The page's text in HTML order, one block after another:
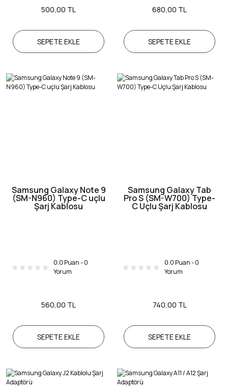
500,00 TL
SEPETE EKLE
680,00 TL
SEPETE EKLE
Samsung Galaxy Note 9
(SM-N960) Type-C uçlu
Şarj Kablosu
0.0 Puan - 0
Yorum
560,00 TL
SEPETE EKLE
Samsung Galaxy Tab
Pro S (SM-W700) Type-
C Uçlu Şarj Kablosu
0.0 Puan - 0
Yorum
740,00 TL
SEPETE EKLE